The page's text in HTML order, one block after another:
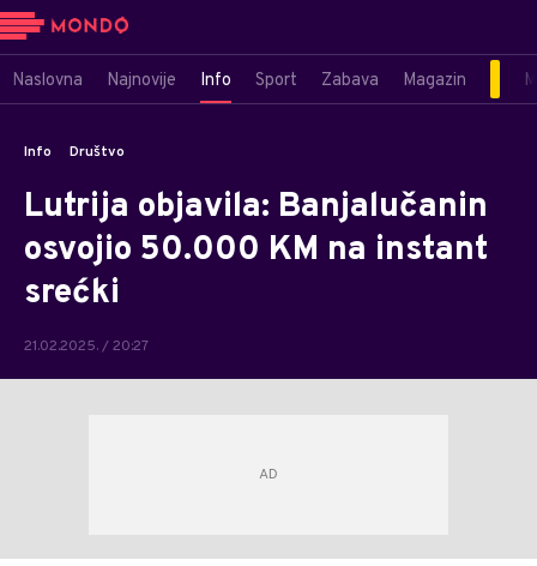
Naslovna Najnovije Info Sport Zabava Magazin
Info Društvo
Lutrija objavila: Banjalučanin
osvojio 50.000 KM na instant
srećki
21.02.2025. / 20:27